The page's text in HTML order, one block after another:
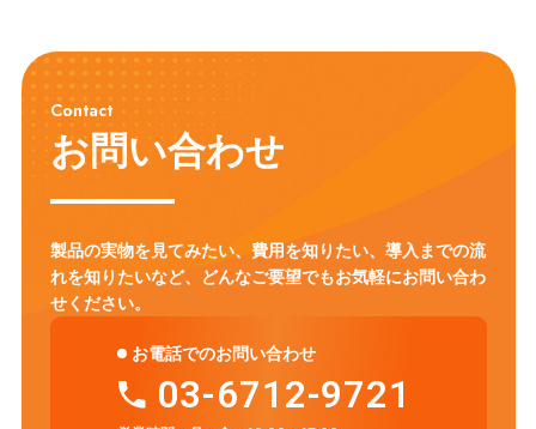
Contact
お問い合わせ
製品の実物を見てみたい、費用を知りたい、導入までの流
れを知りたいなど、
どんなご要望でもお気軽にお問い合わ
せください。
お電話でのお問い合わせ
03-6712-9721